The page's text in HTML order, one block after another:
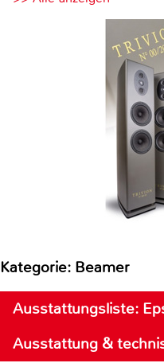
Kategorie: Beamer
Ausstattungsliste:
Ausstattung &